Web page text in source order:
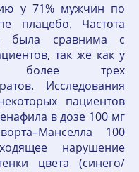
у 71% мужчин по
плацебо. Частота
была сравнима с
так же как у
более трех
Исследования
пациентов
в дозе 100 мг
100
нарушение
цвета (синего/